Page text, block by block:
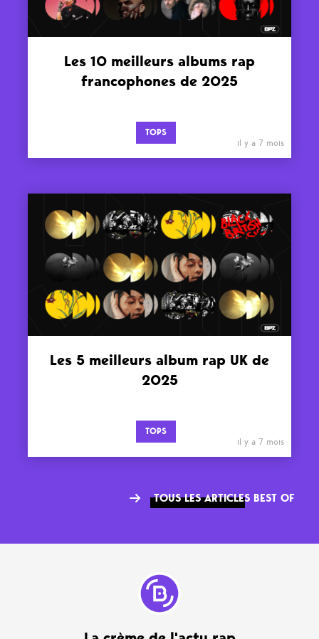
Les 10 meilleurs albums rap
francophones de 2025
TOPS
il y a 7 mois
Les 5 meilleurs album rap UK de
2025
TOPS
il y a 7 mois
TOUS LES ARTICLES BEST OF